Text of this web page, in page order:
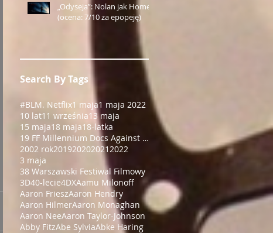
„Odyseja”: Nolan jak Homer
(ocena: 7/10 za epopeję)
Search By Tags
#BLM. Netflix1 maja1 maja 2022
10 lat11 września13 maja
15 maja18 maja18-latka
19 FF Millennium Docs Against Gravity!
2002 rok201920202021 2022
3 maja
38 Warszawski Festiwal Filmowy
3D40-lecie4DXAamu Milonoff
Aaron FrieszAaron Hendry
Aaron HilmerAaron Monaghan
Aaron NeeAaron Taylor-Johnson
Abby FitzAbe SylviaAbke Haring